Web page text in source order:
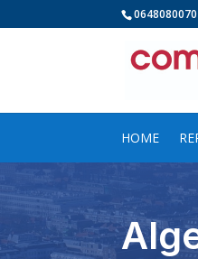
0648080070
HOME